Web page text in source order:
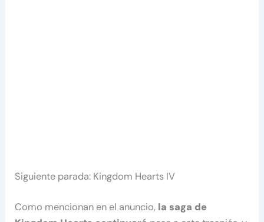
Siguiente parada: Kingdom Hearts IV
Como mencionan en el anuncio, la saga de